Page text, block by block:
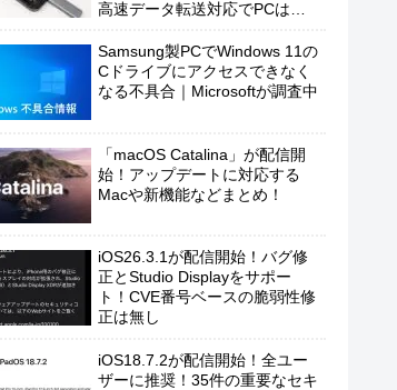
高速データ転送対応でPCは勿
もおすすめ！
Samsung製PCでWindows 11の
Cドライブにアクセスできなく
なる不具合｜Microsoftが調査中
「macOS Catalina」が配信開
始！アップデートに対応する
Macや新機能などまとめ！
iOS26.3.1が配信開始！バグ修
正とStudio Displayをサポー
ト！CVE番号ベースの脆弱性修
正は無し
iOS18.7.2が配信開始！全ユー
ザーに推奨！35件の重要なセキ